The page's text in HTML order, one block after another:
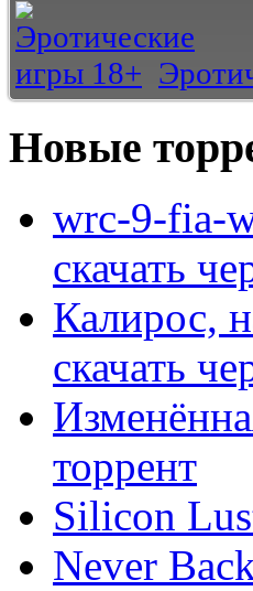
Новые
wrc-9-fia-
скачать
Калирос,
скачать
торрент
Silicon
Never